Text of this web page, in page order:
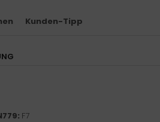
Kunden-Tipp
F7